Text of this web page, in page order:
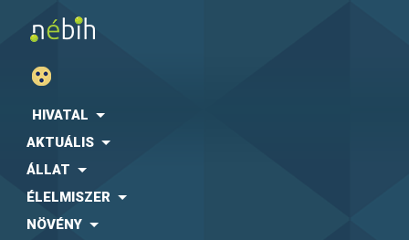
HIVATAL
AKTUÁLIS
ÁLLAT
ÉLELMISZER
NÖVÉNY